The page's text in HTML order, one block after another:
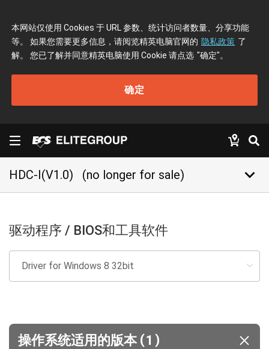
本网站仅使用 Cookies 于 URL 参数、统计访问者数量、分享功能
等。 如果您需要更多信息，请阅览精英电脑官网的 隐私政策 了
解。 您已了解并同意精英电脑使用 Cookie 请点选 "确定"。
确定
HDC-I(V1.0) (no longer for sale) keyboard_arrow_down
驱动程序 / BIOS和工具软件
操作系统适用的版本 (1 )